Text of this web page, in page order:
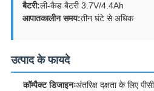
बैटरी:ली-कैड बैटरी 3.7V/4.4Ah
आपातकालीन समय:तीन घंटे से अधिक
उत्पाद के फायदे
कॉम्पैक्ट डिजाइनःअंतरिक्ष दक्षता के लिए